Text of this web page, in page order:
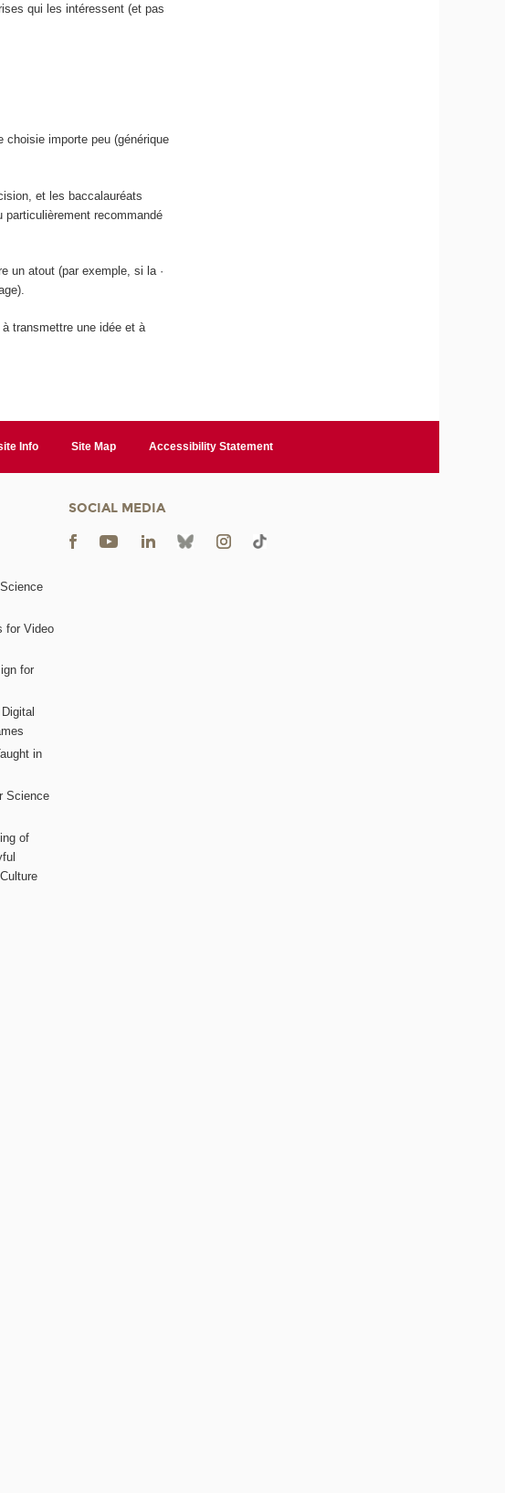
qui les intéressent (et pas
importe peu (générique
et les baccalauréats
particulièrement recommandé
un atout (par exemple, si la ·
transmettre une idée et à
Info Site Map Accessibility Statement
for Video
for
in
Science
of
SOCIAL MEDIA